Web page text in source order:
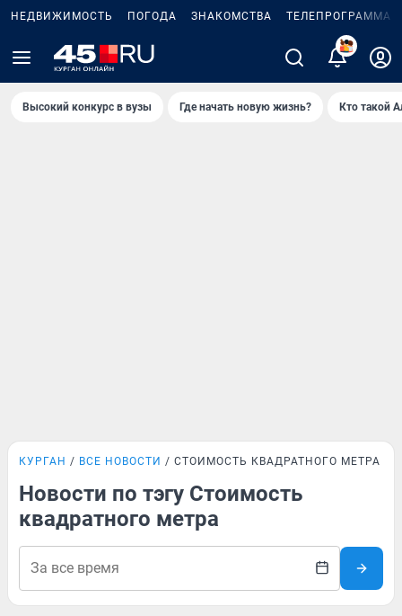
НЕДВИЖИМОСТЬ ПОГОДА ЗНАКОМСТВА ТЕЛЕПРОГРАММА
2
Высокий конкурс в вузы Где начать новую жизнь? Кто такой
КУРГАН ВСЕ НОВОСТИ СТОИМОСТЬ КВАДРАТНОГО МЕТРА
Новости по тэгу Стоимость
квадратного метра